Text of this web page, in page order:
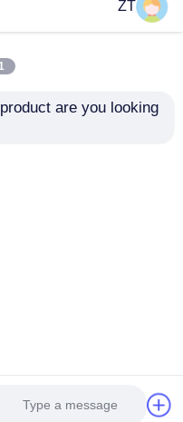
زنجیر موتور سیکلت
ABS
Co., Ltd.. All Rights
ZT
are you looking